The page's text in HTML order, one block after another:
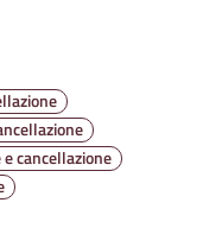
cancellazione